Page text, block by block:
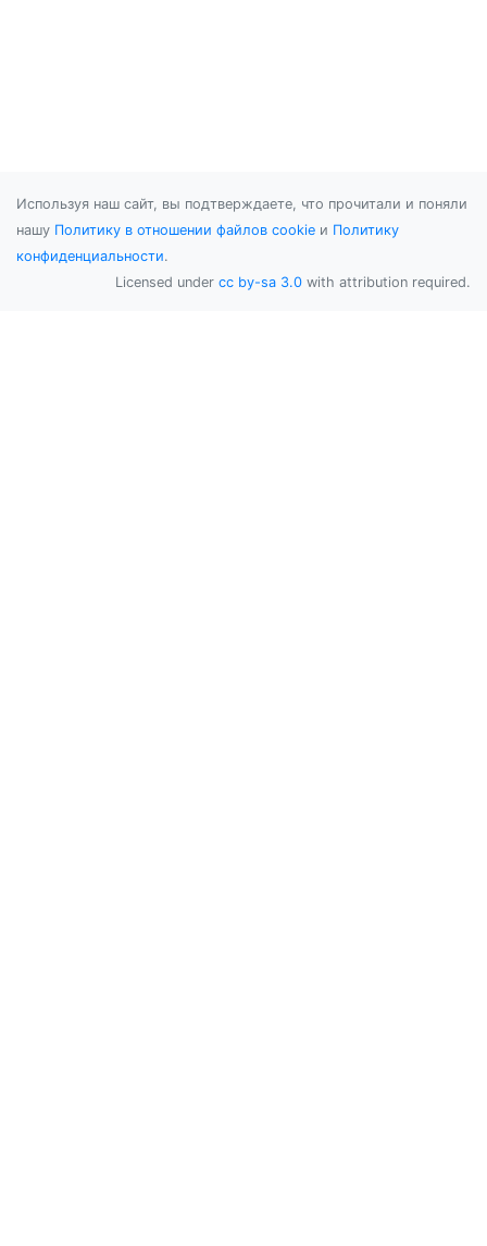
Используя наш сайт, вы подтверждаете, что прочитали и поняли
нашу Политику в отношении файлов cookie и Политику
конфиденциальности.
Licensed under cc by-sa 3.0 with attribution required.